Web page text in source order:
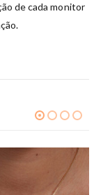
de cada monitor